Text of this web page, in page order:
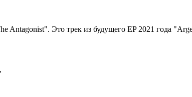
Это трек из будущего EP 2021 года